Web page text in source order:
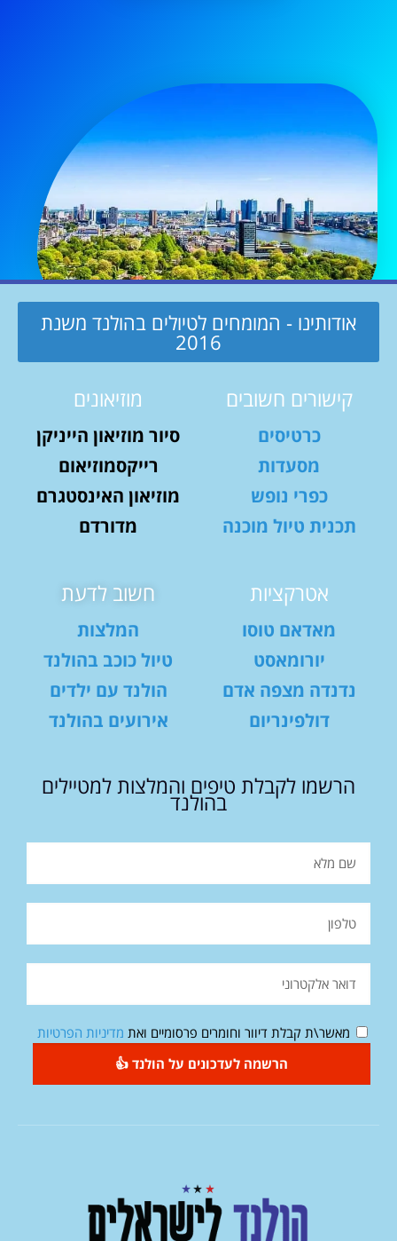
אודותינו - המומחים לטיולים בהולנד משנת
2016
קישורים חשובים
כרטיסים
מסעדות
כפרי נופש
תכנית טיול מוכנה
מוזיאונים
סיור מוזיאון הייניקן
רייקסמוזיאום
מוזיאון האינסטגרם
מדורדם
אטרקציות
מאדאם טוסו
יורומאסט
נדנדה מצפה אדם
דולפינריום
חשוב לדעת
המלצות
טיול כוכב בהולנד
הולנד עם ילדים
אירועים בהולנד
הרשמו לקבלת טיפים והמלצות למטיילים
בהולנד
מאשר\ת קבלת דיוור וחומרים פרסומיים ואת מדיניות הפרטיות
הרשמה לעדכונים על הולנד 👍